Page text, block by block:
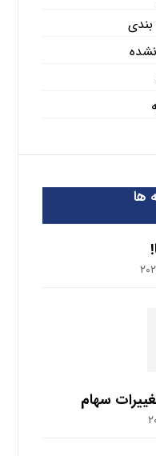
ها
سهام